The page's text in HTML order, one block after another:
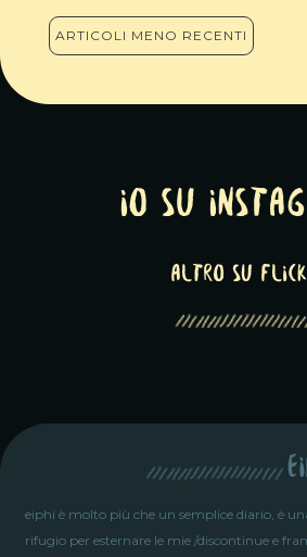
NAVIGAZIONE
ARTICOLI
ARTICOLI MENO RECENTI
Io su
altro su
eiphi è molto più che un semplice diario, è
rifugio per esternare le mie /discontinue e